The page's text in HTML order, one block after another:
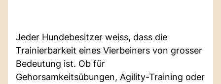
Jeder Hundebesitzer weiss, dass die
Trainierbarkeit eines Vierbeiners von grosser
Bedeutung ist. Ob für
Gehorsamkeitsübungen, Agility-Training oder